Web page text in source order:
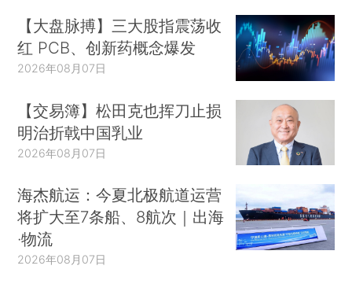
【大盘脉搏】三大股指震荡收
红 PCB、创新药概念爆发
2026年08月07日
【交易簿】松田克也挥刀止损
明治折戟中国乳业
2026年08月07日
海杰航运：今夏北极航道运营
将扩大至7条船、8航次｜出海
·物流
2026年08月07日